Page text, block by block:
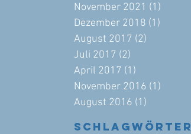
November 2021 (1)
Dezember 2018 (1)
August 2017 (2)
Juli 2017 (2)
April 2017 (1)
November 2016 (1)
August 2016 (1)
Schlagwörter